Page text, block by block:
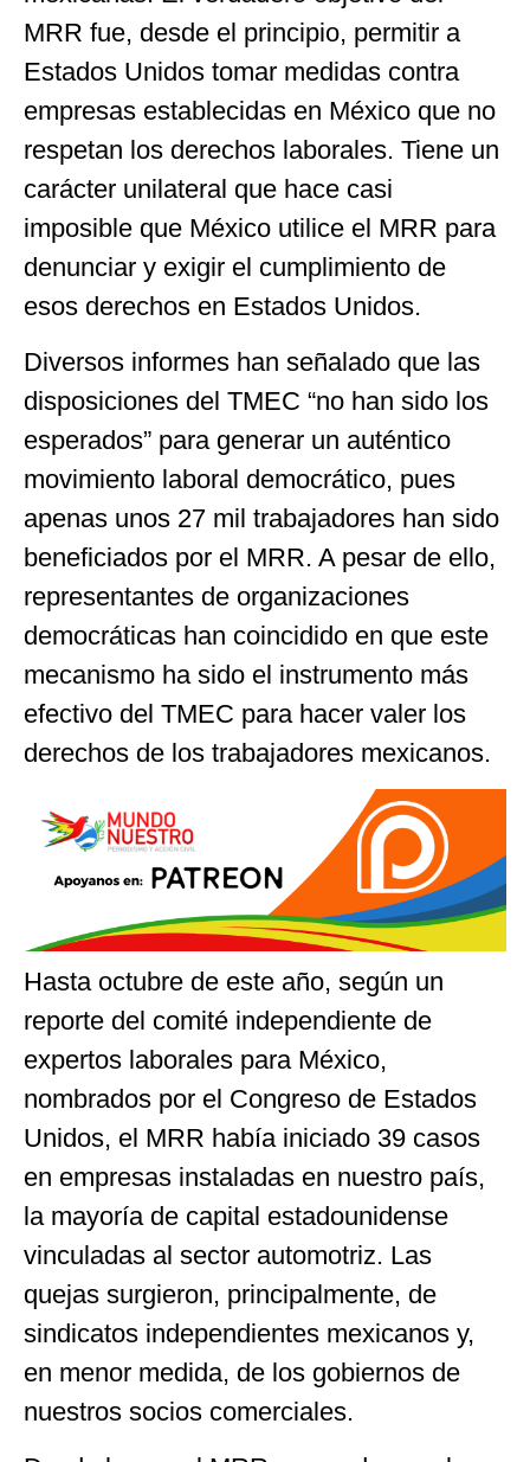
MRR fue, desde el principio, permitir a
Estados Unidos tomar medidas contra
empresas establecidas en México que no
respetan los derechos laborales. Tiene un
carácter unilateral que hace casi
imposible que México utilice el MRR para
denunciar y exigir el cumplimiento de
esos derechos en Estados Unidos.
Diversos informes han señalado que las
disposiciones del TMEC “no han sido los
esperados” para generar un auténtico
movimiento laboral democrático, pues
apenas unos 27 mil trabajadores han sido
beneficiados por el MRR. A pesar de ello,
representantes de organizaciones
democráticas han coincidido en que este
mecanismo ha sido el instrumento más
efectivo del TMEC para hacer valer los
derechos de los trabajadores mexicanos.
Hasta octubre de este año, según un
reporte del comité independiente de
expertos laborales para México,
nombrados por el Congreso de Estados
Unidos, el MRR había iniciado 39 casos
en empresas instaladas en nuestro país,
la mayoría de capital estadounidense
vinculadas al sector automotriz. Las
quejas surgieron, principalmente, de
sindicatos independientes mexicanos y,
en menor medida, de los gobiernos de
nuestros socios comerciales.